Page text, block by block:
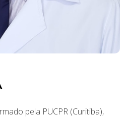
pela PUCPR (Curitiba),